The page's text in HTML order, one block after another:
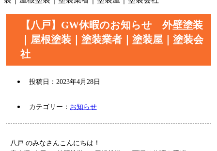
【八戸】GW休暇のお知らせ 外壁塗装
｜屋根塗装｜塗装業者｜塗装屋｜塗装会
社
投稿日： 2023年4月28日
カテゴリー： お知らせ
八戸 のみなさんこんにちは！